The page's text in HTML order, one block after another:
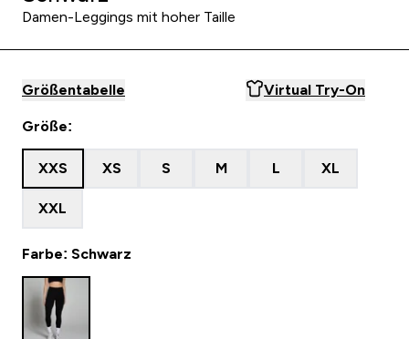
Damen-Leggings mit hoher Taille
Größentabelle Virtual Try-On
Größe:
XXS XS S M L XL
XXL
Farbe: Schwarz